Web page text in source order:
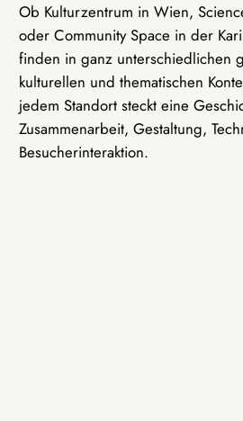
Ob Kulturzentrum in Wien,
oder Community Space in der
finden in ganz unterschiedlichen
kulturellen und thematischen
jedem Standort steckt eine
Zusammenarbeit, Gestaltung,
Besucherinteraktion.